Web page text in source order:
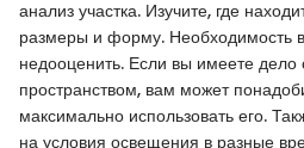
анализ участка. Изучите, где
размеры и форму. Необходимость
недооценить. Если вы имеете дело
пространством, вам может
максимально использовать его.
на условия освещения в разные